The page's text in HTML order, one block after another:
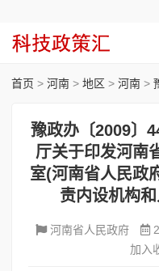
首页 > 河南 > 地区 > 河南 > 豫
豫政办〔2009〕
厅关于印发河南
室(河南省人民政
责内设机构
河南省人民政府
加入